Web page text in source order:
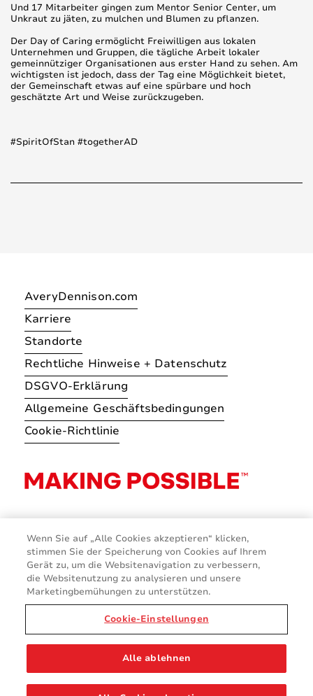
Und 17 Mitarbeiter gingen zum Mentor Senior Center, um
Unkraut zu jäten, zu mulchen und Blumen zu pflanzen.
Der Day of Caring ermöglicht Freiwilligen aus lokalen
Unternehmen und Gruppen, die tägliche Arbeit lokaler
gemeinnütziger Organisationen aus erster Hand zu sehen. Am
wichtigsten ist jedoch, dass der Tag eine Möglichkeit bietet,
der Gemeinschaft etwas auf eine spürbare und hoch
geschätzte Art und Weise zurückzugeben.
#SpiritOfStan #togetherAD
AveryDennison.com
Karriere
Standorte
Rechtliche Hinweise + Datenschutz
DSGVO-Erklärung
Allgemeine Geschäftsbedingungen
Cookie-Richtlinie
© 2026 Avery Dennison Corporation
Wenn Sie auf „Alle Cookies akzeptieren“ klicken,
stimmen Sie der Speicherung von Cookies auf Ihrem
Gerät zu, um die Websitenavigation zu verbessern,
die Websitenutzung zu analysieren und unsere
Marketingbemühungen zu unterstützen.
Cookie-Einstellungen
Alle ablehnen